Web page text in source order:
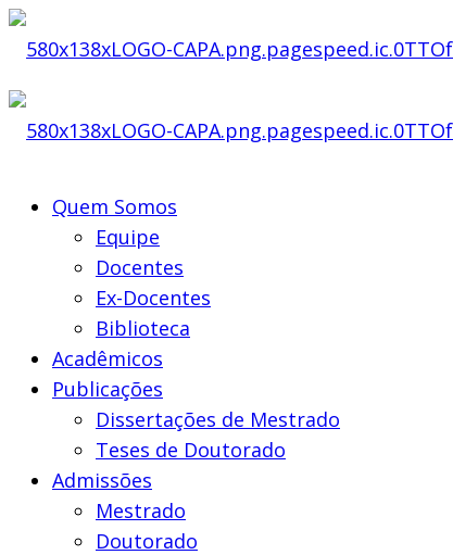
Quem Somos
Equipe
Docentes
Ex-Docentes
Biblioteca
Acadêmicos
Publicações
Dissertações de Mestrado
Teses de Doutorado
Admissões
Mestrado
Doutorado